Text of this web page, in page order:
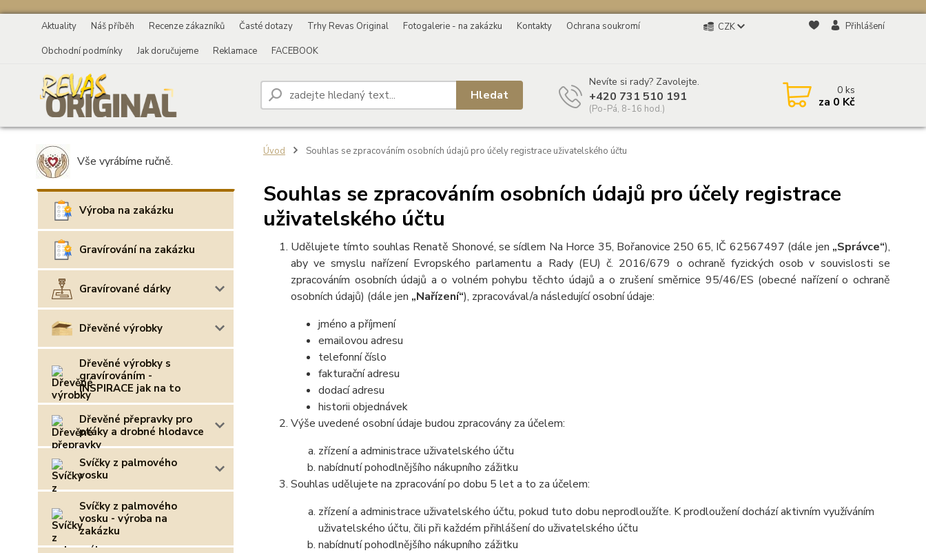
Aktuality Náš příběh Recenze zákazníků Časté dotazy Trhy Revas Original Fotogalerie - na zakázku Kontakty
Ochrana soukromí
Obchodní podmínky
Jak doručujeme Reklamace FACEBOOK
CZK Přihlášení
Hledat
Nevíte si rady? Zavolejte.
+420 731 510 191
(Po-Pá, 8-16 hod.)
0ks
za 0 Kč
Vše vyrábíme ručně.
Výroba na zakázku
Gravírování na zakázku
Gravírované dárky
Dřevěné výrobky
Dřevěné výrobky s
gravírováním -
INSPIRACE jak na to
Dřevěné přepravky pro
ptáky a drobné hlodavce
Svíčky z palmového
vosku
Svíčky z palmového
vosku - výroba na
zakázku
Úvod Souhlas se zpracováním osobních údajů pro účely registrace uživatelského účtu
Souhlas se zpracováním osobních údajů pro účely registrace
uživatelského účtu
Udělujete tímto souhlas Renatě Shonové, se sídlem Na Horce 35, Bořanovice 250 65, IČ 62567497 (dále jen „Správce“),
aby ve smyslu nařízení Evropského parlamentu a Rady (EU) č. 2016/679 o ochraně fyzických osob v souvislosti se
zpracováním osobních údajů a o volném pohybu těchto údajů a o zrušení směrnice 95/46/ES (obecné nařízení o ochraně
osobních údajů) (dále jen „Nařízení“), zpracovával/a následující osobní údaje:
jméno a příjmení
emailovou adresu
telefonní číslo
fakturační adresu
dodací adresu
historii objednávek
Výše uvedené osobní údaje budou zpracovány za účelem:
zřízení a administrace uživatelského účtu
nabídnutí pohodlnějšího nákupního zážitku
Souhlas udělujete na zpracování po dobu 5 let a to za účelem:
zřízení a administrace uživatelského účtu, pokud tuto dobu neprodloužíte. K prodloužení dochází aktivním využíváním
uživatelského účtu, čili při každém přihlášení do uživatelského účtu
nabídnutí pohodlnějšího nákupního zážitku